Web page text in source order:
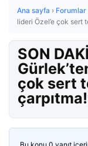
Ana sayfa › Forumlar
lideri Özel’e çok sert
SON
çok sert